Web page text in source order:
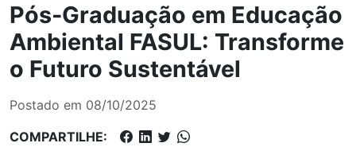
Pós-Graduação em Educação
Ambiental FASUL: Transforme
o Futuro Sustentável
Postado em 08/10/2025
COMPARTILHE: